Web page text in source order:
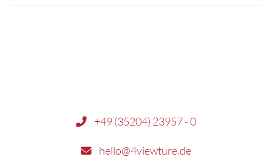
+49 (35204) 23957 - 0
hello@4viewture.de